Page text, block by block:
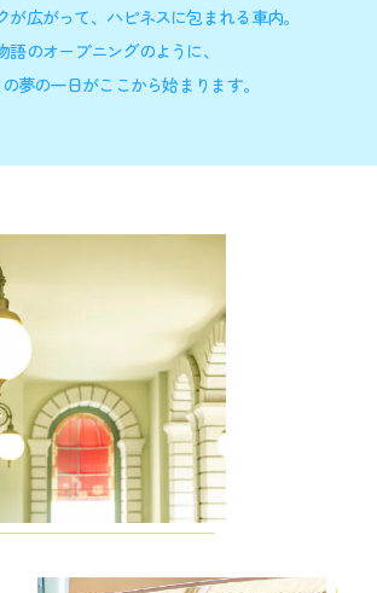
が広がって、ハピネスに包まれる車内。
語のオープニングのように、
夢の一日がここから始まります。